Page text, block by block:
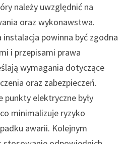
należy uwzględnić na
oraz wykonawstwa.
powinna być zgodna
i przepisami prawa
wymagania dotyczące
oraz zabezpieczeń.
punkty elektryczne były
minimalizuje ryzyko
awarii. Kolejnym